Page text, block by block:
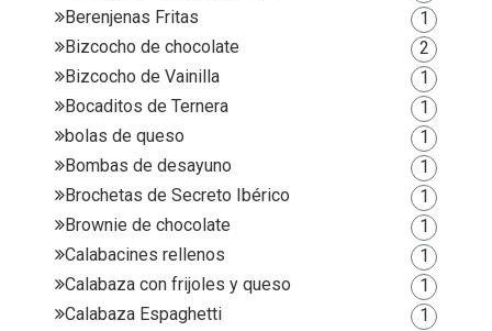
Berenjenas Fritas
1
Bizcocho de chocolate
2
Bizcocho de Vainilla
1
Bocaditos de Ternera
1
bolas de queso
1
Bombas de desayuno
1
Brochetas de Secreto Ibérico
1
Brownie de chocolate
1
Calabacines rellenos
1
Calabaza con frijoles y queso
1
Calabaza Espaghetti
1